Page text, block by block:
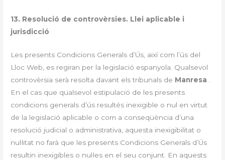
13. Resolució de controvèrsies. Llei aplicable i
jurisdicció
Les presents Condicions Generals d’Ús, així com l’ús del
Lloc Web, es regiran per la legislació espanyola. Qualsevol
controvèrsia serà resolta davant els tribunals de Manresa .
En el cas que qualsevol estipulació de les presents
condicions generals d’ús resultés inexigible o nul en virtut
de la legislació aplicable o com a conseqüència d’una
resolució judicial o administrativa, aquesta inexigibilitat o
nul·litat no farà que les presents Condicions Generals d’Ús
resultin inexigibles o nul·les en el seu conjunt. En aquests